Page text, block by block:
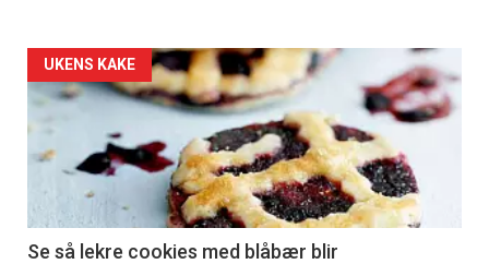
Forsiden
akkurat
nå
2
UKENS KAKE
Se så lekre cookies med blåbær blir